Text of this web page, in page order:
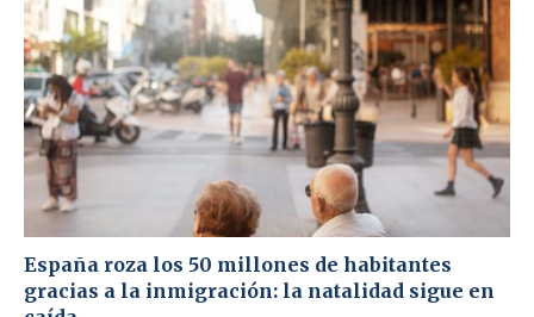
España roza los 50 millones de habitantes
gracias a la inmigración: la natalidad sigue en